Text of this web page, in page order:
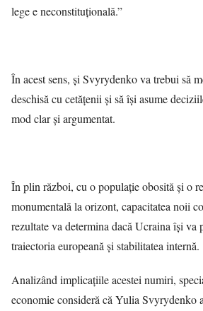
lege e neconstituțională.”
În acest sens, și Svyrydenko va trebui să
deschisă cu cetățenii și să își asume
mod clar și argumentat.
În plin război, cu o populație obosită și o
monumentală la orizont, capacitatea noii
rezultate va determina dacă Ucraina își va
traiectoria europeană și stabilitatea internă.
Analizând implicațiile acestei numiri,
economie consideră că Yulia Svyrydenko